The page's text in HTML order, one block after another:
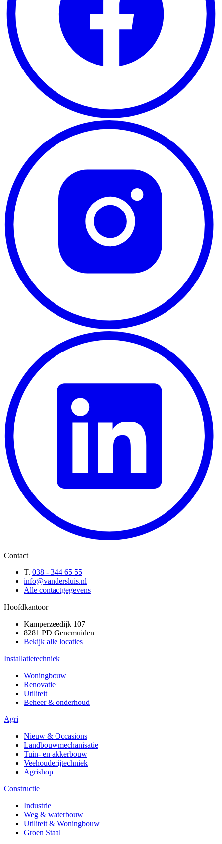
Contact
T. 038 - 344 65 55
info@vandersluis.nl
Alle contactgegevens
Hoofdkantoor
Kamperzeedijk 107
8281 PD Genemuiden
Bekijk alle locaties
Installatietechniek
Woningbouw
Renovatie
Utiliteit
Beheer & onderhoud
Agri
Nieuw & Occasions
Landbouwmechanisatie
Tuin- en akkerbouw
Veehouderijtechniek
Agrishop
Constructie
Industrie
Weg & waterbouw
Utiliteit & Woningbouw
Groen Staal